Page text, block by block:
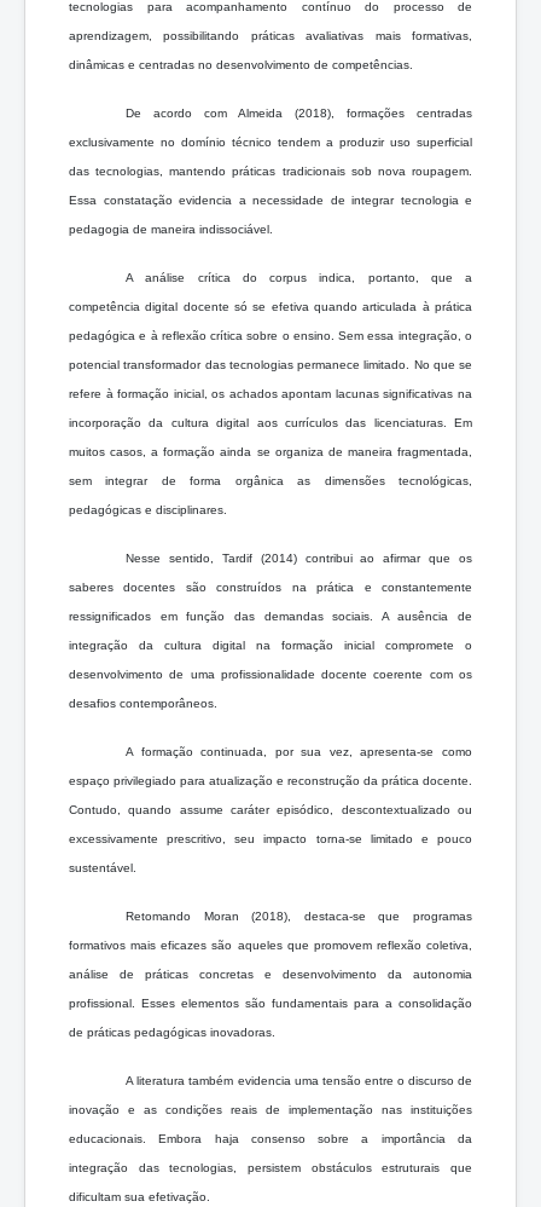
tecnologias para acompanhamento contínuo do processo de
aprendizagem, possibilitando práticas avaliativas mais formativas,
dinâmicas e centradas no desenvolvimento de competências.
De acordo com Almeida (2018), formações centradas
exclusivamente no domínio técnico tendem a produzir uso superficial
das tecnologias, mantendo práticas tradicionais sob nova roupagem.
Essa constatação evidencia a necessidade de integrar tecnologia e
pedagogia de maneira indissociável.
A análise crítica do corpus indica, portanto, que a
competência digital docente só se efetiva quando articulada à prática
pedagógica e à reflexão crítica sobre o ensino. Sem essa integração, o
potencial transformador das tecnologias permanece limitado. No que se
refere à formação inicial, os achados apontam lacunas significativas na
incorporação da cultura digital aos currículos das licenciaturas. Em
muitos casos, a formação ainda se organiza de maneira fragmentada,
sem integrar de forma orgânica as dimensões tecnológicas,
pedagógicas e disciplinares.
Nesse sentido, Tardif (2014) contribui ao afirmar que os
saberes docentes são construídos na prática e constantemente
ressignificados em função das demandas sociais. A ausência de
integração da cultura digital na formação inicial compromete o
desenvolvimento de uma profissionalidade docente coerente com os
desafios contemporâneos.
A formação continuada, por sua vez, apresenta-se como
espaço privilegiado para atualização e reconstrução da prática docente.
Contudo, quando assume caráter episódico, descontextualizado ou
excessivamente prescritivo, seu impacto torna-se limitado e pouco
sustentável.
Retomando Moran (2018), destaca-se que programas
formativos mais eficazes são aqueles que promovem reflexão coletiva,
análise de práticas concretas e desenvolvimento da autonomia
profissional. Esses elementos são fundamentais para a consolidação
de práticas pedagógicas inovadoras.
A literatura também evidencia uma tensão entre o discurso de
inovação e as condições reais de implementação nas instituições
educacionais. Embora haja consenso sobre a importância da
integração das tecnologias, persistem obstáculos estruturais que
dificultam sua efetivação.